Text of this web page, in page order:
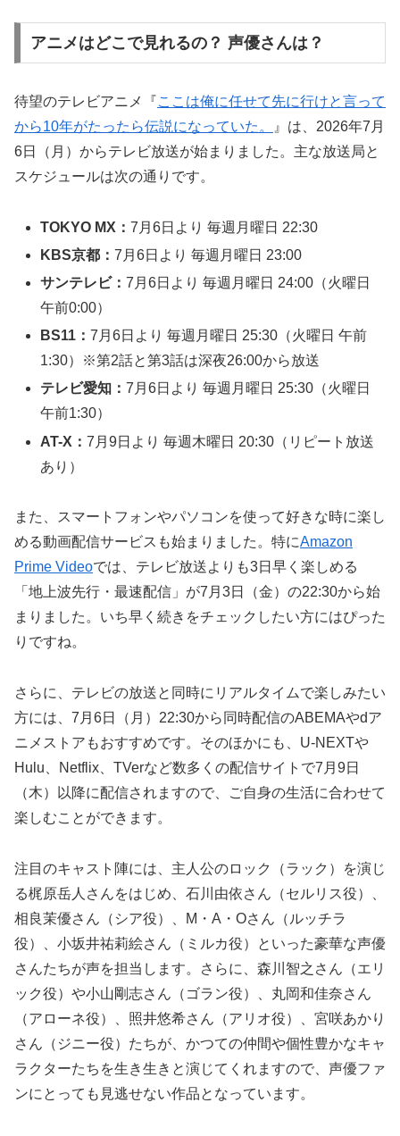
アニメはどこで見れるの？ 声優さんは？
待望のテレビアニメ『ここは俺に任せて先に行けと言って
から10年がたったら伝説になっていた。
』は、2026年7月
6日（月）からテレビ放送が始まりました。主な放送局と
スケジュールは次の通りです。
TOKYO MX：7月6日より 毎週月曜日 22:30
KBS京都：7月6日より 毎週月曜日 23:00
サンテレビ：7月6日より 毎週月曜日 24:00（火曜日
午前0:00）
BS11：7月6日より 毎週月曜日 25:30（火曜日 午前
1:30）※第2話と第3話は深夜26:00から放送
テレビ愛知：7月6日より 毎週月曜日 25:30（火曜日
午前1:30）
AT-X：7月9日より 毎週木曜日 20:30（リピート放送
あり）
また、スマートフォンやパソコンを使って好きな時に楽し
める動画配信サービスも始まりました。特にAmazon
Prime Videoでは、テレビ放送よりも3日早く楽しめる
「地上波先行・最速配信」が7月3日（金）の22:30から始
まりました。いち早く続きをチェックしたい方にはぴった
りですね。
さらに、テレビの放送と同時にリアルタイムで楽しみたい
方には、7月6日（月）22:30から同時配信のABEMAやdア
ニメストアもおすすめです。そのほかにも、U-NEXTや
Hulu、Netflix、TVerなど数多くの配信サイトで7月9日
（木）以降に配信されますので、ご自身の生活に合わせて
楽しむことができます。
注目のキャスト陣には、主人公のロック（ラック）を演じ
る梶原岳人さんをはじめ、石川由依さん（セルリス役）、
相良茉優さん（シア役）、M・A・Oさん（ルッチラ
役）、小坂井祐莉絵さん（ミルカ役）といった豪華な声優
さんたちが声を担当します。さらに、森川智之さん（エリ
ック役）や小山剛志さん（ゴラン役）、丸岡和佳奈さん
（アローネ役）、照井悠希さん（アリオ役）、宮咲あかり
さん（ジニー役）たちが、かつての仲間や個性豊かなキャ
ラクターたちを生き生きと演じてくれますので、声優ファ
ンにとっても見逃せない作品となっています。